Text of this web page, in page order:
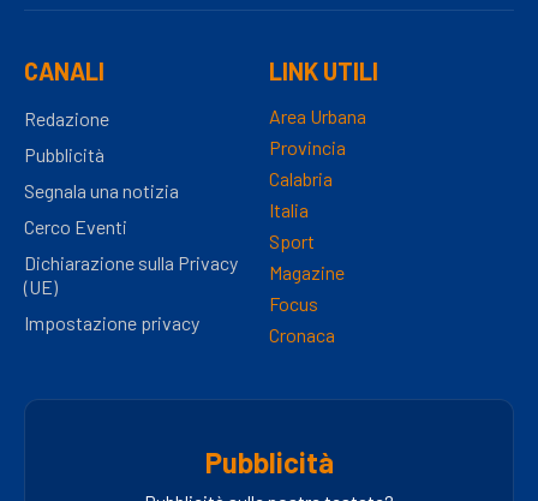
CANALI
Redazione
Pubblicità
Segnala una notizia
Cerco Eventi
Dichiarazione sulla Privacy
(UE)
Impostazione privacy
LINK UTILI
Area Urbana
Provincia
Calabria
Italia
Sport
Magazine
Focus
Cronaca
Pubblicità